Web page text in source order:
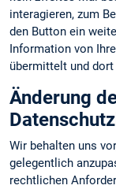
interagieren, zum
den Button ein
Information von
übermittelt und
Änderung
Wir behalten uns
gelegentlich
rechtlichen